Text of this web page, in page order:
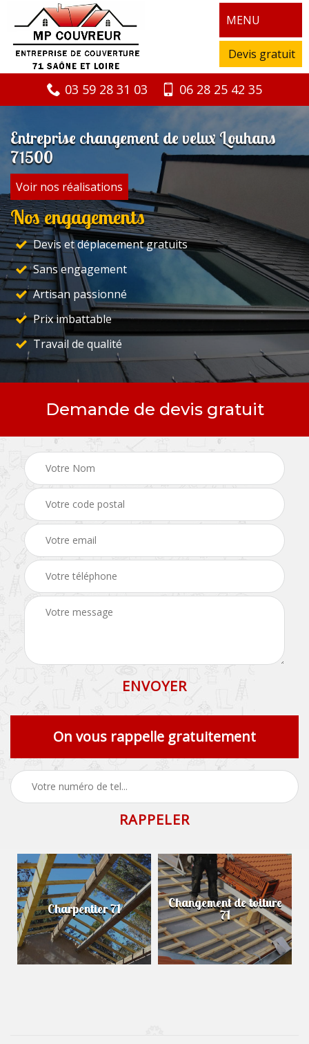
MENU
Devis gratuit
03 59 28 31 03 06 28 25 42 35
Entreprise changement de velux Louhans
71500
Voir nos réalisations
Nos engagements
Devis et déplacement gratuits
Sans engagement
Artisan passionné
Prix imbattable
Travail de qualité
Demande de devis gratuit
On vous rappelle gratuitement
Charpentier 71 Changement de toiture
71